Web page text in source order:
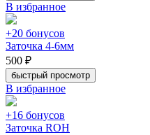
В избранное
+20 бонусов
Заточка 4-6мм
500 ₽
быстрый просмотр
В избранное
+16 бонусов
Заточка ROH